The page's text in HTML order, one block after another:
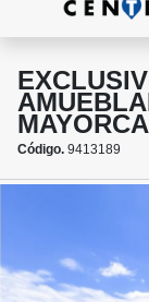
Código. 9413189